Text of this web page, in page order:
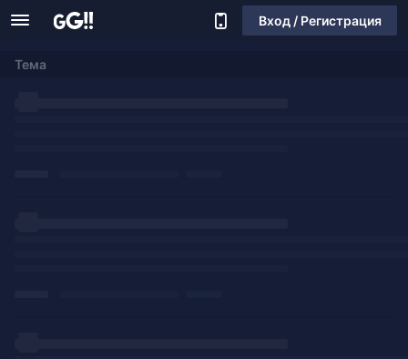
Вход / Регистрация
Тема